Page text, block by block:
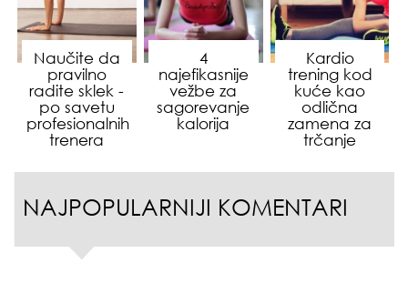
Naučite da
pravilno
radite sklek -
po savetu
profesionalnih
trenera
4
najefikasnije
vežbe za
sagorevanje
kalorija
Kardio
trening kod
kuće kao
odlična
zamena za
trčanje
NAJPOPULARNIJI KOMENTARI